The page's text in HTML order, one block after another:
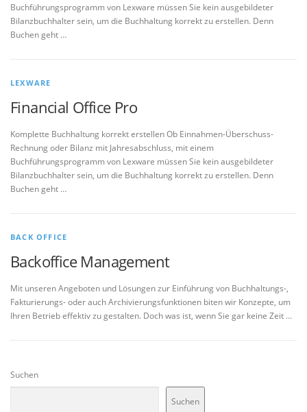
Buchführungsprogramm von Lexware müssen Sie kein ausgebildeter
Bilanzbuchhalter sein, um die Buchhaltung korrekt zu erstellen. Denn
Buchen geht …
LEXWARE
Financial Office Pro
Komplette Buchhaltung korrekt erstellen Ob Einnahmen-Überschuss-
Rechnung oder Bilanz mit Jahresabschluss, mit einem
Buchführungsprogramm von Lexware müssen Sie kein ausgebildeter
Bilanzbuchhalter sein, um die Buchhaltung korrekt zu erstellen. Denn
Buchen geht …
BACK OFFICE
Backoffice Management
Mit unseren Angeboten und Lösungen zur Einführung von Buchhaltungs-,
Fakturierungs- oder auch Archivierungsfunktionen biten wir Konzepte, um
Ihren Betrieb effektiv zu gestalten. Doch was ist, wenn Sie gar keine Zeit …
Suchen
Suchen